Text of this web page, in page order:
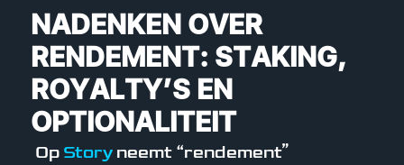
NADENKEN OVER
RENDEMENT: STAKING,
ROYALTY’S EN
OPTIONALITEIT
Op Story neemt “rendement”